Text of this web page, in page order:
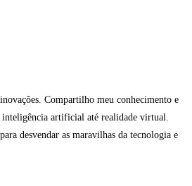
Compartilho meu conhecimento e
inteligência artificial até realidade virtual.
desvendar as maravilhas da tecnologia e